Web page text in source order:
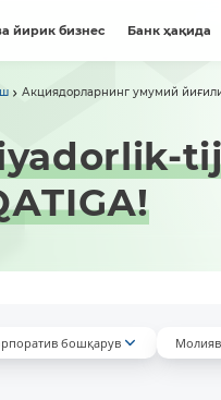
йирик бизнес Банк ҳақида
Акциядорларнинг умумий
бошқарув